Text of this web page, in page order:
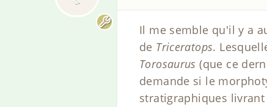
Il me semble qu'il y a
de Triceratops.
Torosaurus (que ce
demande si le
stratigraphiques